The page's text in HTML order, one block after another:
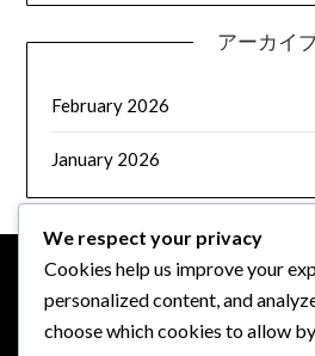
アーカイ
February 2026
January 2026
法的情報
We respect your privacy
Cookies help us improve your
personalized content, and
choose which cookies to allow